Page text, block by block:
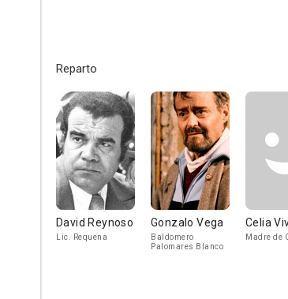
Reparto
David Reynoso
Lic. Requena
Gonzalo Vega
Baldomero
Palomares Blanco
Celia
Madre de